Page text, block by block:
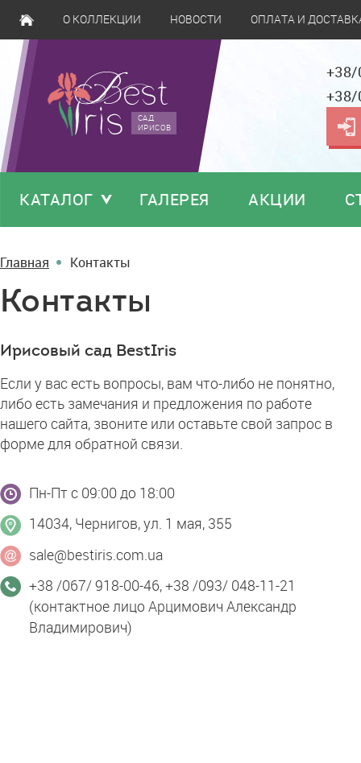
О КОЛЛЕКЦИИ НОВОСТИ ОПЛАТА И
САД
ИРИСОВ
КАТАЛОГ ГАЛЕРЕЯ АКЦИИ
Главная Контакты
Контакты
Ирисовый сад BestIris
Если у вас есть вопросы, вам что-либо не понятно,
либо есть замечания и предложения по работе
нашего сайта, звоните или оставьте свой запрос в
форме для обратной связи.
Пн-Пт с 09:00 до 18:00
14034, Чернигов,ул. 1 мая, 355
sale@bestiris.com.ua
+38 /067/ 918-00-46, +38 /093/ 048-11-21
(контактное лицо Арцимович Александр
Владимирович)